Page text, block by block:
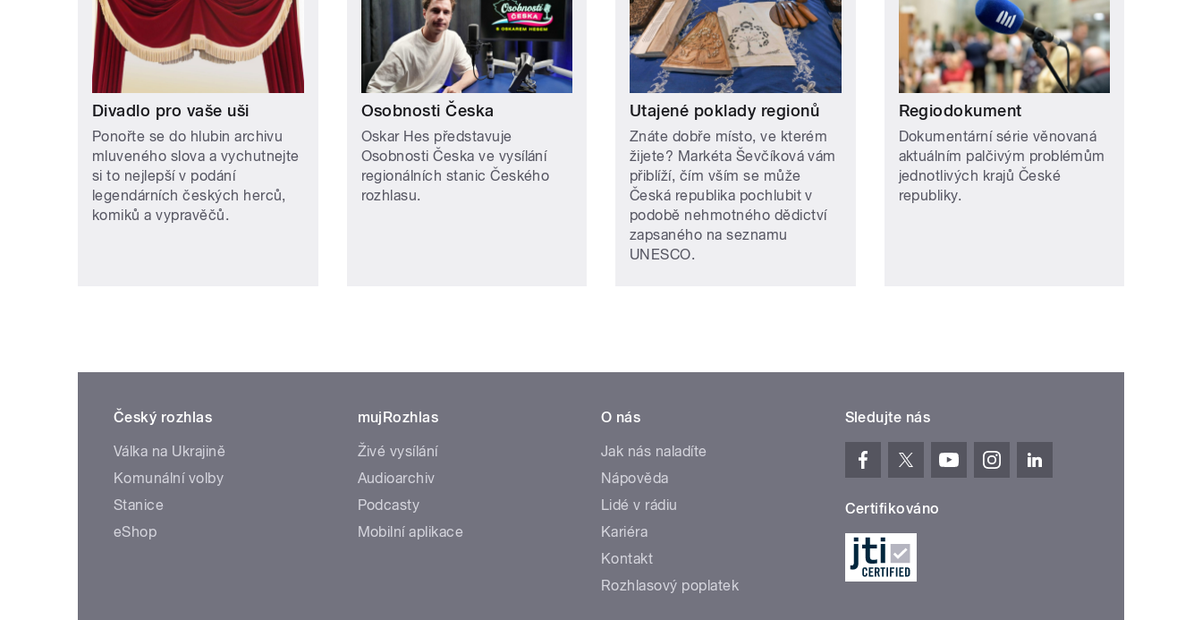
Divadlo pro vaše uši
Ponořte se do hlubin archivu
mluveného slova a vychutnejte
si to nejlepší v podání
legendárních českých herců,
komiků a vypravěčů.
Osobnosti Česka
Oskar Hes představuje
Osobnosti Česka ve vysílání
regionálních stanic Českého
rozhlasu.
Utajené poklady regionů
Znáte dobře místo, ve kterém
žijete? Markéta Ševčíková vám
přiblíží, čím vším se může
Česká republika pochlubit v
podobě nehmotného dědictví
zapsaného na seznamu
UNESCO.
Regiodokument
Dokumentární série věnovaná
aktuálním palčivým problémům
jednotlivých krajů České
republiky.
Český rozhlas
Válka na Ukrajině
Komunální volby
Stanice
eShop
mujRozhlas
Živé vysílání
Audioarchiv
Podcasty
Mobilní aplikace
O nás
Jak nás naladíte
Nápověda
Lidé v rádiu
Kariéra
Kontakt
Rozhlasový poplatek
Sledujte nás
Certifikováno